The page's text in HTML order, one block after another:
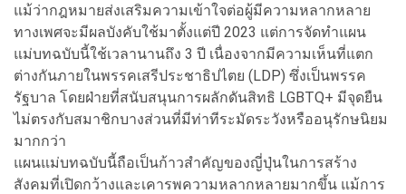
แม้ว่ากฎหมายส่งเสริมความเข้าใจต่อผู้มีความหลากหลาย
ทางเพศจะมีผลบังคับใช้มาตั้งแต่ปี 2023 แต่การจัดทำแผน
แม่บทฉบับนี้ใช้เวลานานถึง 3 ปี เนื่องจากมีความเห็นที่แตก
ต่างกันภายในพรรคเสรีประชาธิปไตย (LDP) ซึ่งเป็นพรรค
รัฐบาล โดยฝ่ายที่สนับสนุนการผลักดันสิทธิ LGBTQ+ มีจุดยืน
ไม่ตรงกับสมาชิกบางส่วนที่มีท่าทีระมัดระวังหรืออนุรักษนิยม
มากกว่า
แผนแม่บทฉบับนี้ถือเป็นก้าวสำคัญของญี่ปุ่นในการสร้าง
สังคมที่เปิดกว้างและเคารพความหลากหลายมากขึ้น แม้การ